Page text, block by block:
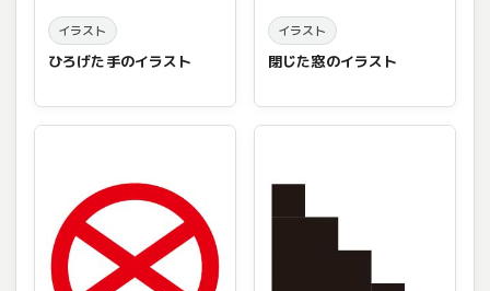
イラスト
ひろげた手のイラスト
イラスト
閉じた窓のイラスト